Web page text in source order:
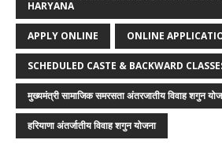
HARYANA
APPLY ONLINE ONLINE
SCHEDULED CASTE & BACKWARD
मुख्यमंत्री सामाजिक समरसता अंतरजातीय विवाह शगुन
हरियाणा अंतर्जातीय विवाह शगुन योजना